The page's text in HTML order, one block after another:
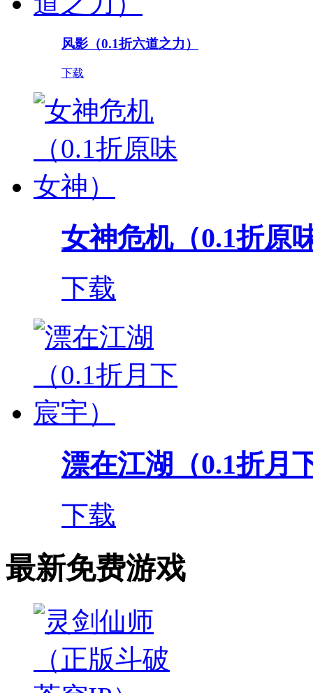
风影（0.1折六道之力）
下载
女神危机（0.1折原
下载
漂在江湖（0.1折月
下载
最新免费游戏